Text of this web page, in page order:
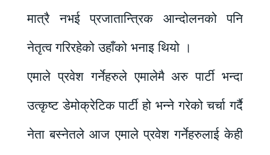
मात्रै नभई प्रजातान्त्रिक आन्दोलनको पनि
नेतृत्व गरिरहेको उहाँको भनाइ थियो ।
एमाले प्रवेश गर्नेहरुले एमालेमै अरु पार्टी भन्दा
उत्कृष्ट डेमोक्रेटिक पार्टी हो भन्ने गरेको चर्चा गर्दै
नेता बस्नेतले आज एमाले प्रवेश गर्नेहरुलाई केही